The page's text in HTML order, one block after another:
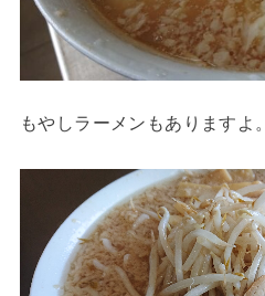
もやしラーメンもありますよ。